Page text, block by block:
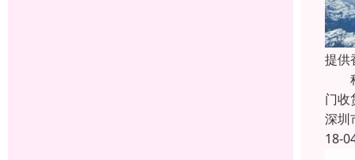
提供
科
门收
深圳
18-